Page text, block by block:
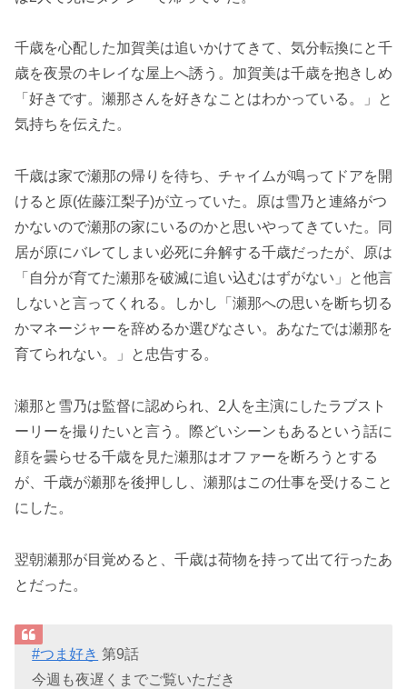
千歳を心配した加賀美は追いかけてきて、気分転換にと千
歳を夜景のキレイな屋上へ誘う。加賀美は千歳を抱きしめ
「好きです。瀬那さんを好きなことはわかっている。」と
気持ちを伝えた。
千歳は家で瀬那の帰りを待ち、チャイムが鳴ってドアを開
けると原(佐藤江梨子)が立っていた。原は雪乃と連絡がつ
かないので瀬那の家にいるのかと思いやってきていた。同
居が原にバレてしまい必死に弁解する千歳だったが、原は
「自分が育てた瀬那を破滅に追い込むはずがない」と他言
しないと言ってくれる。しかし「瀬那への思いを断ち切る
かマネージャーを辞めるか選びなさい。あなたでは瀬那を
育てられない。」と忠告する。
瀬那と雪乃は監督に認められ、2人を主演にしたラブスト
ーリーを撮りたいと言う。際どいシーンもあるという話に
顔を曇らせる千歳を見た瀬那はオファーを断ろうとする
が、千歳が瀬那を後押しし、瀬那はこの仕事を受けること
にした。
翌朝瀬那が目覚めると、千歳は荷物を持って出て行ったあ
とだった。
#つま好き 第9話
今週も夜遅くまでご覧いただき